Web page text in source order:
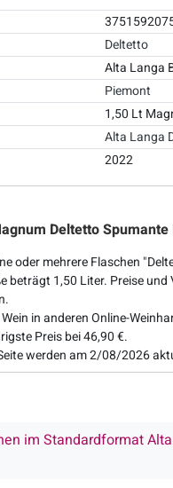
Deltetto
Alta Langa
Piemont
1,50 Lt
Alta Langa
2022
Deltetto
oder mehrere Flaschen
beträgt 1,50 Liter. Preise
in anderen Online-
Preis bei 46,90 €.
werden am 2/08/2026
im Standardformat